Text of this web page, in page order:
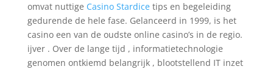
omvat nuttige Casino Stardice tips en begeleiding
gedurende de hele fase. Gelanceerd in 1999, is het
casino een van de oudste online casino’s in de regio.
ijver . Over de lange tijd , informatietechnologie
genomen ontkiemd belangrijk , blootstellend IT inzet